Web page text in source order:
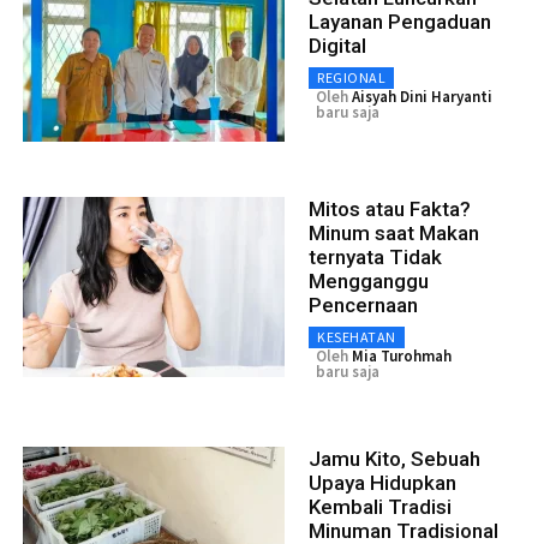
Layanan Pengaduan
Digital
REGIONAL
OlehAisyah Dini Haryanti
baru saja
Mitos atau Fakta?
Minum saat Makan
ternyata Tidak
Mengganggu
Pencernaan
KESEHATAN
Oleh Mia Turohmah
baru saja
Jamu Kito, Sebuah
Upaya Hidupkan
Kembali Tradisi
Minuman Tradisional